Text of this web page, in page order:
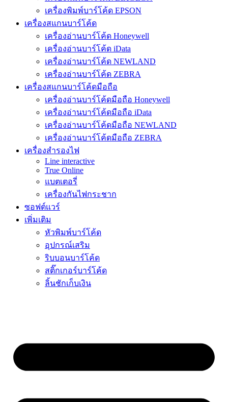
เครื่องพิมพ์บาร์โค้ด EPSON
เครื่องสแกนบาร์โค้ด
เครื่องอ่านบาร์โค้ด Honeywell
เครื่องอ่านบาร์โค้ด iData
เครื่องอ่านบาร์โค้ด NEWLAND
เครื่องอ่านบาร์โค้ด ZEBRA
เครื่องสแกนบาร์โค้ดมือถือ
เครื่องอ่านบาร์โค้ดมือถือ Honeywell
เครื่องอ่านบาร์โค้ดมือถือ iData
เครื่องอ่านบาร์โค้ดมือถือ NEWLAND
เครื่องอ่านบาร์โค้ดมือถือ ZEBRA
เครื่องสำรองไฟ
Line interactive
True Online
แบตเตอรี่
เครื่องกันไฟกระชาก
ซอฟต์แวร์
เพิ่มเติม
หัวพิมพ์บาร์โค้ด
อุปกรณ์เสริม
ริบบอนบาร์โค้ด
สติ๊กเกอร์บาร์โค้ด
ลิ้นชักเก็บเงิน